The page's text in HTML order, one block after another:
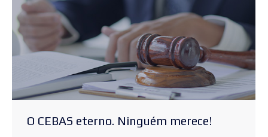
O CEBAS eterno. Ninguém merece!